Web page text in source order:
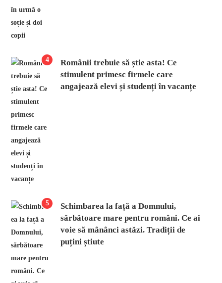
4
Românii trebuie să știe asta! Ce
stimulent primesc firmele care
angajează elevi și studenți în vacanțe
5
Schimbarea la față a Domnului,
sărbătoare mare pentru români. Ce ai
voie să mânânci astăzi. Tradiții de
puțini știute